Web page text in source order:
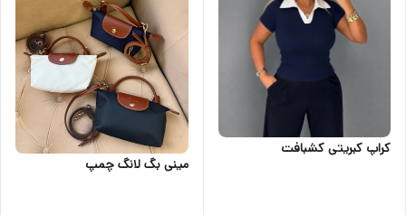
کراپ کبریتی کشبافت
مینی بگ لانگ چمپ